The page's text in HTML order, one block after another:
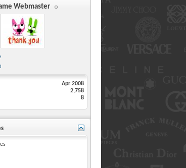
Webmaster
Apr 2008
2,758
8